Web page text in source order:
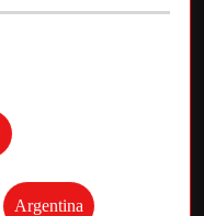
Argentina